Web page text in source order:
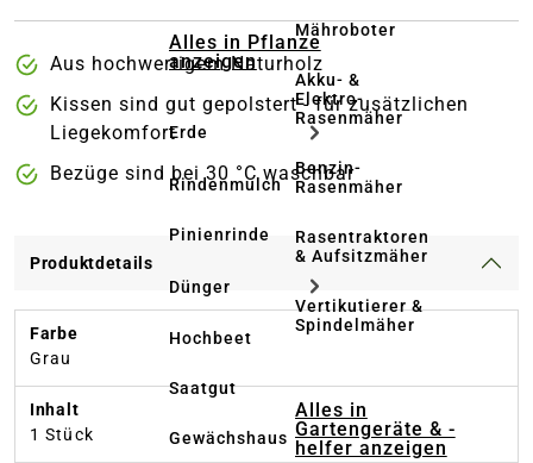
Alles in Pflanze
anzeigen
Erde
Rindenmulch
Pinienrinde
Dünger
Hochbeet
Saatgut
Gewächshaus
Mähroboter
Akku- &
Elektro-
Rasenmäher
Benzin-
Rasenmäher
Rasentraktoren
& Aufsitzmäher
Vertikutierer &
Spindelmäher
Alles in
Gartengeräte & -
helfer anzeigen
Aus hochwertigem Naturholz
Kissen sind gut gepolstert - für zusätzlichen
Liegekomfort
Bezüge sind bei 30 °C waschbar
Produktdetails
Farbe
Grau
Inhalt
1 Stück